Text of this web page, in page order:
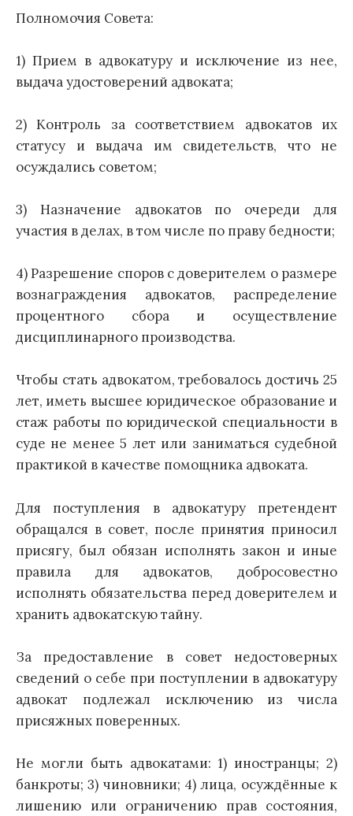
Полномочия Совета:
1) Прием в адвокатуру и исключение из нее,
выдача удостоверений адвоката;
2) Контроль за соответствием адвокатов их
статусу и выдача им свидетельств, что не
осуждались советом;
3) Назначение адвокатов по очереди для
участия в делах, в том числе по праву бедности;
4) Разрешение споров с доверителем о размере
вознаграждения адвокатов, распределение
процентного сбора и осуществление
дисциплинарного производства.
Чтобы стать адвокатом, требовалось достичь 25
лет, иметь высшее юридическое образование и
стаж работы по юридической специальности в
суде не менее 5 лет или заниматься судебной
практикой в качестве помощника адвоката.
Для поступления в адвокатуру претендент
обращался в совет, после принятия приносил
присягу, был обязан исполнять закон и иные
правила для адвокатов, добросовестно
исполнять обязательства перед доверителем и
хранить адвокатскую тайну.
За предоставление в совет недостоверных
сведений о себе при поступлении в адвокатуру
адвокат подлежал исключению из числа
присяжных поверенных.
Не могли быть адвокатами: 1) иностранцы; 2)
банкроты; 3) чиновники; 4) лица, осуждённые к
лишению или ограничению прав состояния,